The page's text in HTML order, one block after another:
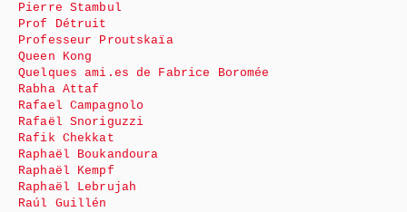
Pierre Stambul
Prof Détruit
Professeur Proutskaïa
Queen Kong
Quelques ami.es de Fabrice Boromée
Rabha Attaf
Rafael Campagnolo
Rafaël Snoriguzzi
Rafik Chekkat
Raphaël Boukandoura
Raphaël Kempf
Raphaël Lebrujah
Raúl Guillén